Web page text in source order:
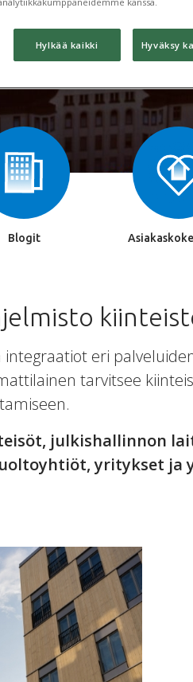
Blogit
eri
tarvitsee
julkishallinnon
yritykset ja
Hylkää kaikki Hyväksy